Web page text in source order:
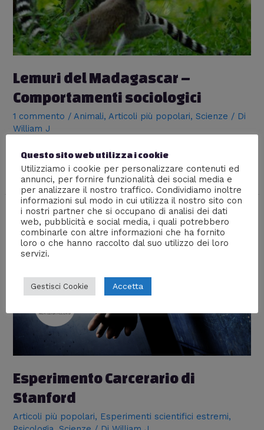
Lemuri del Madagascar –
Comportamenti sociologici
1 commento /Animali,Articoli più popolari,Scienze / Di
William J
I lemuri del Madagascar, sono dei primati con particolari
comportamenti tanto bizzarri quanto evoluti.
#SessoAPagamento.
Esperimento Carcerario di
Stanford
Articoli più popolari, Esperimenti scientifici estremi,
Questo sito web utilizza i cookie
Utilizziamo i cookie per personalizzare contenuti ed
annunci, per fornire funzionalità dei social media e
per analizzare il nostro traffico. Condividiamo inoltre
informazioni sul modo in cui utilizza il nostro sito con
i nostri partner che si occupano di analisi dei dati
web, pubblicità e social media, i quali potrebbero
combinarle con altre informazioni che ha fornito
loro o che hanno raccolto dal suo utilizzo dei loro
servizi.
Gestisci Cookie Accetta